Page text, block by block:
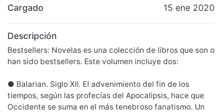
Cargado 15 ene 2020
Descripción
Bestsellers: Novelas es una colección de libros que son o
han sido bestsellers. Este volumen incluye dos:
● Balarian. Siglo XII. El advenimiento del fin de los
tiempos, según las profecías del Apocalipsis, hace que
Occidente se suma en el más tenebroso fanatismo. Un